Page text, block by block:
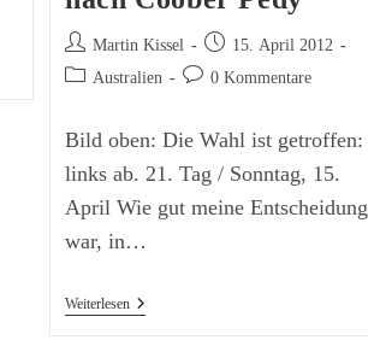
Beitrags-
Autor:
Martin Kissel
Beitrag
veröffentlicht:
15. April 2012
Beitrags-
Australien
Beitrags-0 Kommentare
Bild oben: Die Wahl ist getroffen:
links ab. 21. Tag / Sonntag, 15.
April Wie gut meine Entscheidung
war, in…
WeiterlesenVon